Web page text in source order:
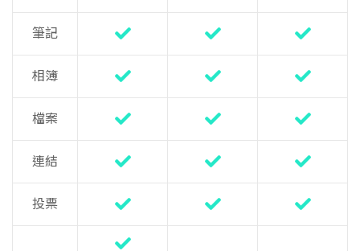
筆記
相簿
檔案
連結
投票